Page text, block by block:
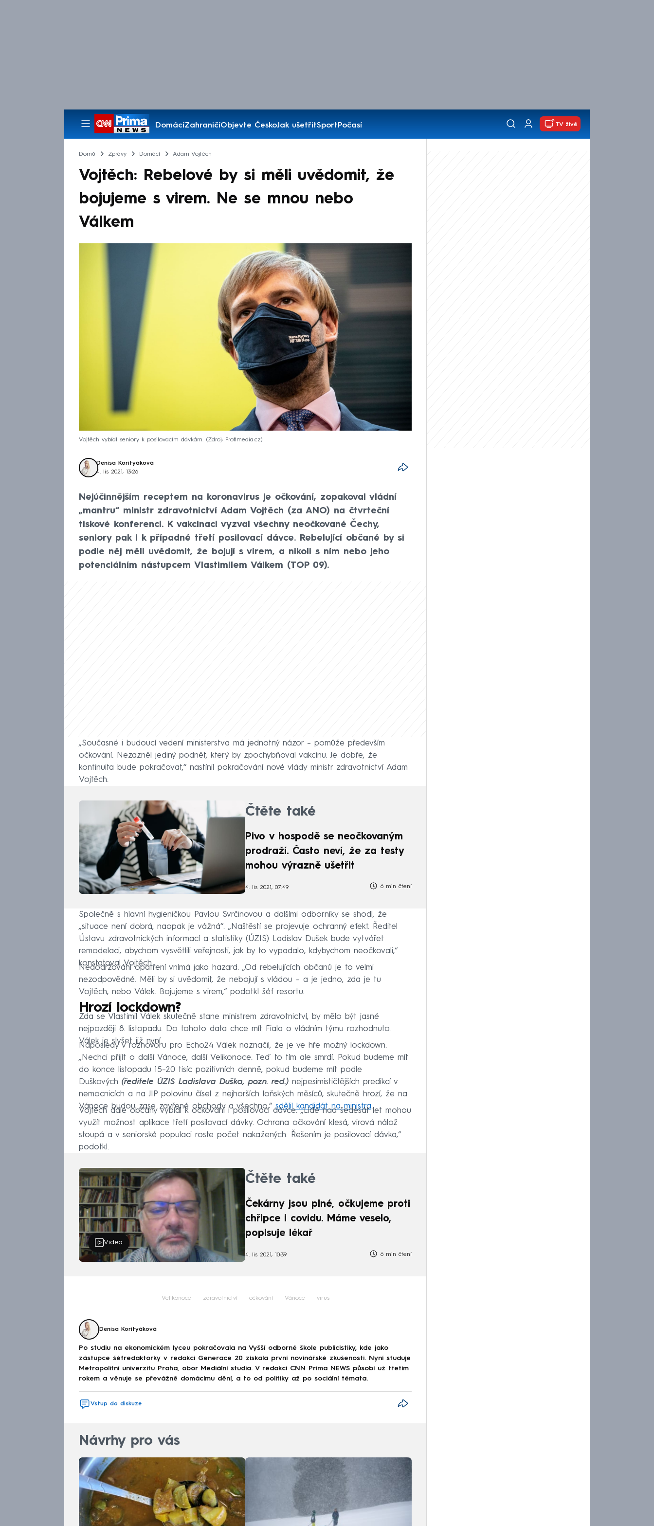
DomácíZahraničíObjevte ČeskoJak ušetřitSportPočasí
Pořady
TV živě
Domů Zprávy Domácí Adam Vojtěch
Vojtěch: Rebelové by si měli uvědomit, že
bojujeme s virem. Ne se mnou nebo
Válkem
Vojtěch vybídl seniory k posilovacím dávkám. Zdroj: Profimedia.cz
Denisa Korityáková
4. lis 2021, 13:26
Nejúčinnějším receptem na koronavirus je očkování, zopakoval vládní
„mantru“ ministr zdravotnictví Adam Vojtěch (za ANO) na čtvrteční
tiskové konferenci. K vakcinaci vyzval všechny neočkované Čechy,
seniory pak i k případné třetí posilovací dávce. Rebelující občané by si
podle něj měli uvědomit, že bojují s virem, a nikoli s ním nebo jeho
potenciálním nástupcem Vlastimilem Válkem (TOP 09).
„Současné i budoucí vedení ministerstva má jednotný názor – pomůže především
očkování. Nezazněl jediný podnět, který by zpochybňoval vakcínu. Je dobře, že
kontinuita bude pokračovat,“ nastínil pokračování nové vlády ministr zdravotnictví Adam
Vojtěch.
Čtěte také
Pivo v hospodě se neočkovaným
prodraží. Často neví, že za testy
mohou výrazně ušetřit
4. lis 2021, 07:49 6 min čtení
Společně s hlavní hygieničkou Pavlou Svrčinovou a dalšími odborníky se shodl, že
„situace není dobrá, naopak je vážná“. „Naštěstí se projevuje ochranný efekt. Ředitel
Ústavu zdravotnických informací a statistiky (ÚZIS) Ladislav Dušek bude vytvářet
remodelaci, abychom vysvětlili veřejnosti, jak by to vypadalo, kdybychom neočkovali,“
konstatoval Vojtěch.
Nedodržování opatření vnímá jako hazard. „Od rebelujících občanů je to velmi
nezodpovědné. Měli by si uvědomit, že nebojují s vládou – a je jedno, zda je tu
Vojtěch, nebo Válek. Bojujeme s virem,“ podotkl šéf resortu.
Hrozí lockdown?
Zda se Vlastimil Válek skutečně stane ministrem zdravotnictví, by mělo být jasné
nejpozději 8. listopadu. Do tohoto data chce mít Fiala o vládním týmu rozhodnuto.
Válek je slyšet již nyní.
Naposledy v rozhovoru pro Echo24 Válek naznačil, že je ve hře možný lockdown.
„Nechci přijít o další Vánoce, další Velikonoce. Teď to tím ale smrdí. Pokud budeme mít
do konce listopadu 15–20 tisíc pozitivních denně, pokud budeme mít podle
Duškových (ředitele ÚZIS Ladislava Duška, pozn. red.) nejpesimističtějších predikcí v
nemocnicích a na JIP polovinu čísel z nejhorších loňských měsíců, skutečně hrozí, že na
Vánoce budou zase zavřené obchody a všechno,“ sdělil kandidát na ministra.
Vojtěch dále občany vybídl k očkování i posilovací dávce. „Lidé nad šedesát let mohou
využít možnost aplikace třetí posilovací dávky. Ochrana očkování klesá, virová nálož
stoupá a v seniorské populaci roste počet nakažených. Řešením je posilovací dávka,“
podotkl.
Video
Čtěte také
Čekárny jsou plné, očkujeme proti
chřipce i covidu. Máme veselo,
popisuje lékař
4. lis 2021, 10:39 6 min čtení
Velikonoce zdravotnictví očkování Vánoce virus
Denisa Korityáková
Po studiu na ekonomickém lyceu pokračovala na Vyšší odborné škole publicistiky, kde jako
zástupce šéfredaktorky v redakci Generace 20 získala první novinářské zkušenosti. Nyní studuje
Metropolitní univerzitu Praha, obor Mediální studia. V redakci CNN Prima NEWS působí už třetím
rokem a věnuje se převážně domácímu dění, a to od politiky až po sociální témata.
Vstup do diskuze
Návrhy pro vás